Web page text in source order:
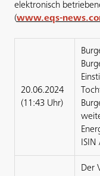
elektronisch
(www.eqs-
20.06.2024
(11:43 Uhr)
Der